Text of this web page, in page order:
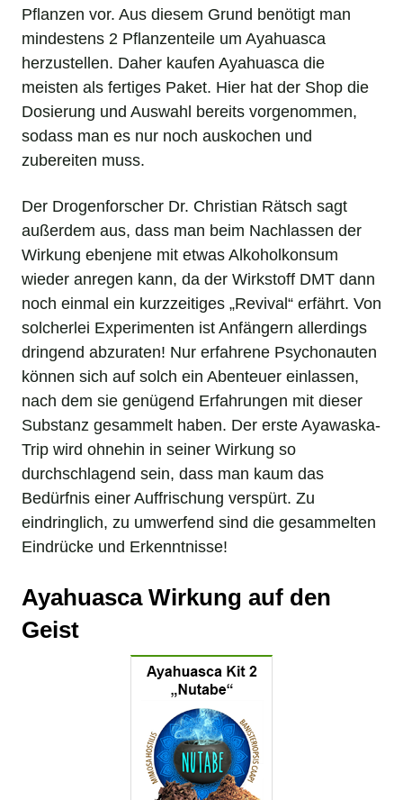
Pflanzen vor. Aus diesem Grund benötigt man
mindestens 2 Pflanzenteile um Ayahuasca
herzustellen. Daher kaufen Ayahuasca die
meisten als fertiges Paket. Hier hat der Shop die
Dosierung und Auswahl bereits vorgenommen,
sodass man es nur noch auskochen und
zubereiten muss.
Der Drogenforscher Dr. Christian Rätsch sagt
außerdem aus, dass man beim Nachlassen der
Wirkung ebenjene mit etwas Alkoholkonsum
wieder anregen kann, da der Wirkstoff DMT dann
noch einmal ein kurzzeitiges „Revival“ erfährt. Von
solcherlei Experimenten ist Anfängern allerdings
dringend abzuraten! Nur erfahrene Psychonauten
können sich auf solch ein Abenteuer einlassen,
nach dem sie genügend Erfahrungen mit dieser
Substanz gesammelt haben. Der erste Ayawaska-
Trip wird ohnehin in seiner Wirkung so
durchschlagend sein, dass man kaum das
Bedürfnis einer Auffrischung verspürt. Zu
eindringlich, zu umwerfend sind die gesammelten
Eindrücke und Erkenntnisse!
Ayahuasca Wirkung auf den
Geist